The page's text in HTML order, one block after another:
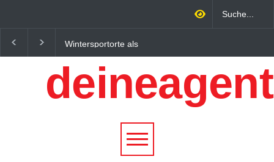
Wintersportorte als
Wirtschaftsfaktor: Wie
Alpenregionen von
Qualitätstourismus
profitieren
digitalen Zeitalter:
Unternehmen
wachsen lässt